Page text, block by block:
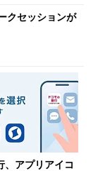
クセッションが
、アプリアイコ